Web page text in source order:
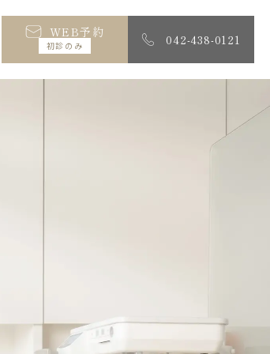
WEB予約
初診のみ 042-438-0121